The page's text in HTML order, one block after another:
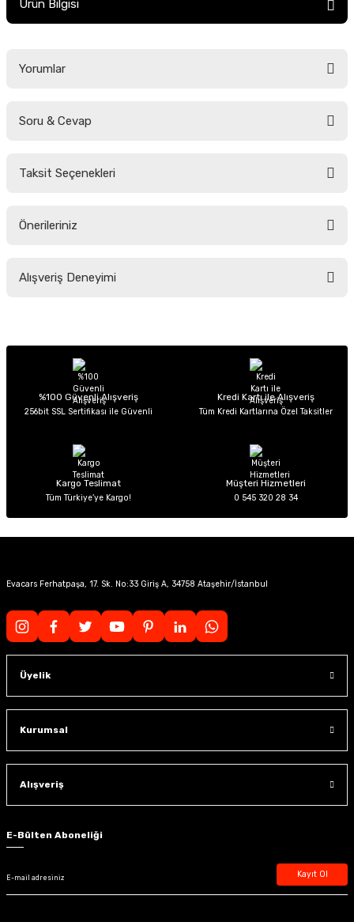
Ürün Bilgisi
Yorumlar
Soru & Cevap
Taksit Seçenekleri
Önerileriniz
yetersiz gördüğünüz noktaları öneri formunu kullanarak tarafımıza
Ürün açıklamasında eksik bilgiler bulunuyor.
Ürün bilgilerinde hatalar bulunuyor.
Ürün fiyatı diğer sitelerden daha pahalı.
Alışveriş Deneyimi
Sitemize ilk yorumu siz yapın!
%100 Güvenli Alışveriş
256bit SSL Sertifikası ile Güvenli
Kredi Kartı ile Alışveriş
Tüm Kredi Kartlarına Özel Taksitler
Kargo Teslimat
Tüm Türkiye’ye Kargo!
Müşteri Hizmetleri
0 545 320 28 34
Evacars Ferhatpaşa, 17. Sk. No:33 Giriş A, 34758 Ataşehir/İstanbul
Üyelik
Kurumsal
Alışveriş
E-Bülten Aboneliği
Kayıt Ol